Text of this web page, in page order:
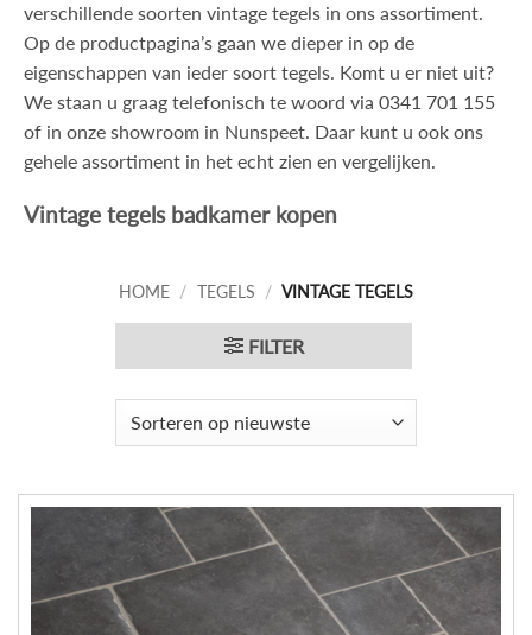
verschillende soorten vintage tegels in ons assortiment.
Op de productpagina’s gaan we dieper in op de
eigenschappen van ieder soort tegels. Komt u er niet uit?
We staan u graag telefonisch te woord via 0341 701 155
of in onze showroom in Nunspeet. Daar kunt u ook ons
gehele assortiment in het echt zien en vergelijken.
Vintage tegels badkamer kopen
HOME / TEGELS / VINTAGE TEGELS
FILTER